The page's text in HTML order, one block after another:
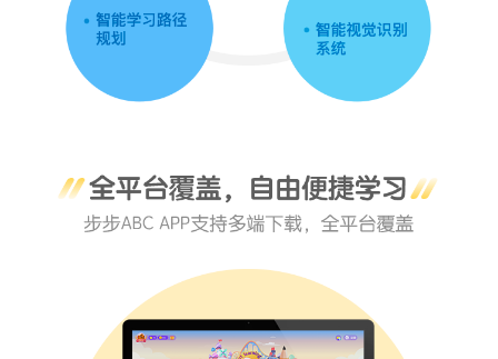
704节：包含6个级别
512节：包含4个级别
【如何调整级别】
级别不合适，下载【步步ABC】APP内更改，
【放课规则】每周一至周五放课
【课程有效期】 激活后长期有效，可反复回看
开通方式】 手机号开通（收货手机号即为开课手机号）